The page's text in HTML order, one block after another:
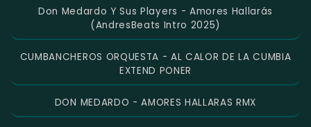
Don Medardo Y Sus Players - Amores Hallarás
(AndresBeats Intro 2025)
CUMBANCHEROS ORQUESTA - AL CALOR DE LA CUMBIA
EXTEND PONER
DON MEDARDO - AMORES HALLARAS RMX